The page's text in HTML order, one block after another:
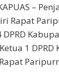
–
Rapat
DPRD
1 DPRD